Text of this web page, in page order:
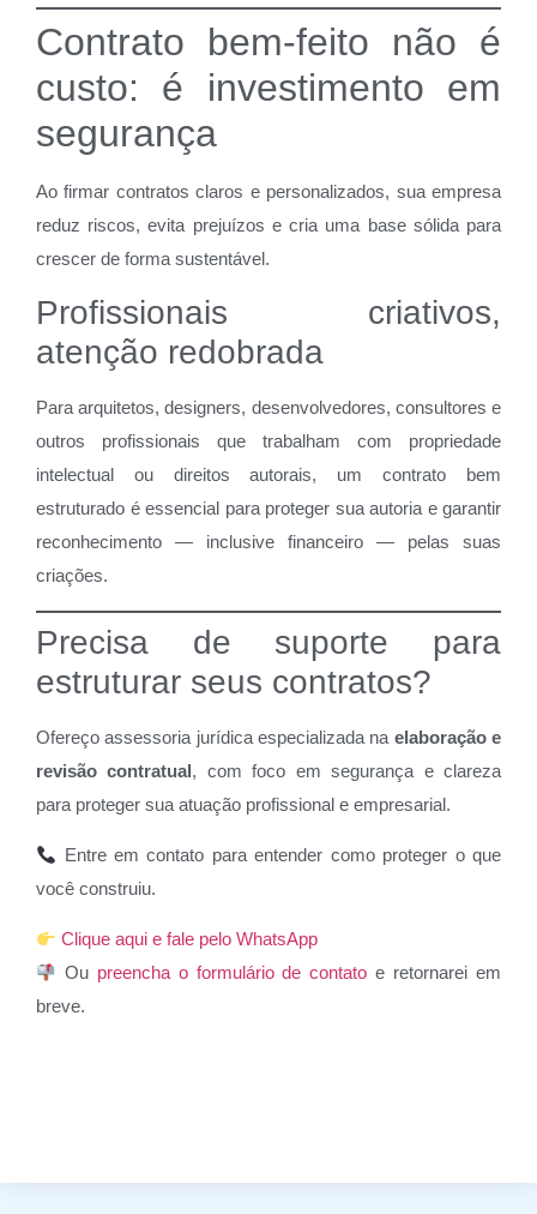
Contrato bem-feito não é
custo: é investimento em
segurança
Ao firmar contratos claros e personalizados, sua empresa
reduz riscos, evita prejuízos e cria uma base sólida para
crescer de forma sustentável.
Profissionais criativos,
atenção redobrada
Para arquitetos, designers, desenvolvedores, consultores e
outros profissionais que trabalham com propriedade
intelectual ou direitos autorais, um contrato bem
estruturado é essencial para proteger sua autoria e garantir
reconhecimento — inclusive financeiro — pelas suas
criações.
Precisa de suporte para
estruturar seus contratos?
Ofereço assessoria jurídica especializada na elaboração e
revisão contratual, com foco em segurança e clareza
para proteger sua atuação profissional e empresarial.
Entre em contato para entender como proteger o que
você construiu.
Clique aqui e fale pelo WhatsApp
Ou preencha o formulário de contato e retornarei em
breve.